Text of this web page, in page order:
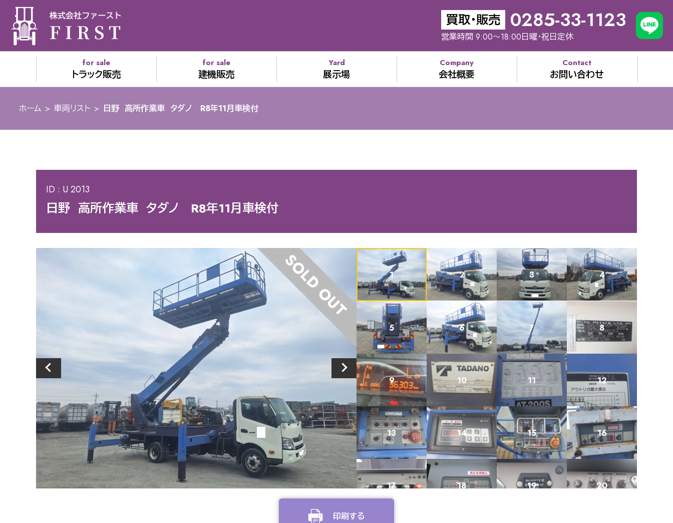
買取・販売 0285-33-1123
営業時間 9:00～18:00日曜・祝日定休
for sale
トラック販売
for sale
建機販売
Yard
展示場
Company
会社概要
Contact
お問い合わせ
ホーム > 車両リスト > 日野 高所作業車 タダノ R8年11月車検付
ID : U 2013
日野 高所作業車 タダノ R8年11月車検付
SOLD OUT 1 2 3 4
5 6 7 8
9 10 11 12
13 14 15 16
17 18 19 20
印刷する